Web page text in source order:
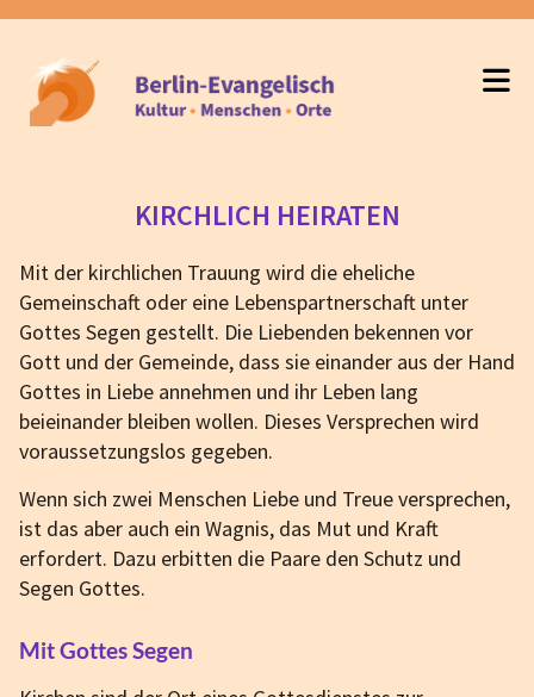
KIRCHLICH HEIRATEN
Mit der kirchlichen Trauung wird die eheliche
Gemeinschaft oder eine Lebenspartnerschaft unter
Gottes Segen gestellt. Die Liebenden bekennen vor
Gott und der Gemeinde, dass sie einander aus der Hand
Gottes in Liebe annehmen und ihr Leben lang
beieinander bleiben wollen. Dieses Versprechen wird
voraussetzungslos gegeben.
Wenn sich zwei Menschen Liebe und Treue versprechen,
ist das aber auch ein Wagnis, das Mut und Kraft
erfordert. Dazu erbitten die Paare den Schutz und
Segen Gottes.
Mit Gottes Segen